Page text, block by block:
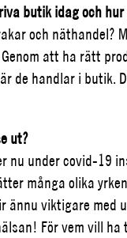
butik idag och
och näthandel?
att ha rätt
de handlar i butik.
ut?
nu under covid-19
många olika
ännu viktigare med
För vem vill